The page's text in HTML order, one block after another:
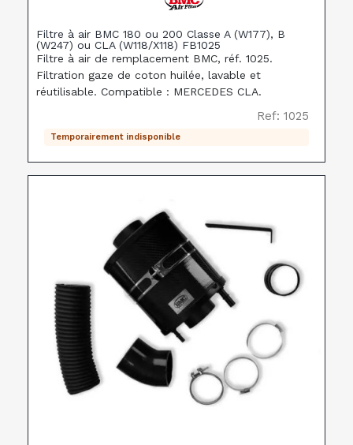
Filtre à air BMC 180 ou 200 Classe A (W177), B
(W247) ou CLA (W118/X118) FB1025
Filtre à air de remplacement BMC, réf. 1025.
Filtration gaze de coton huilée, lavable et
réutilisable. Compatible : MERCEDES CLA.
Ref: 1025
Temporairement indisponible